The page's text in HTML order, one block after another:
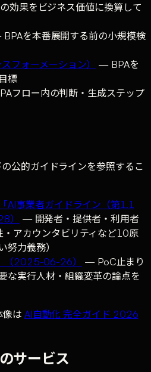
効果をビジネス価値に換算して
を本番展開する前の小規模検
フォーメーション）
— BPAを
標
フロー内の判断・生成ステップ
公的ガイドラインを参照するこ
AI事業者ガイドライン（第1.1
）
— 開発者・提供者・利用者
・アカウンタビリティなど10原
努力義務）
（2025-06-26）
— PoC止まり
な実行人材・組織変革の論点を
像は AI自動化 完全ガイド 2026
サービス